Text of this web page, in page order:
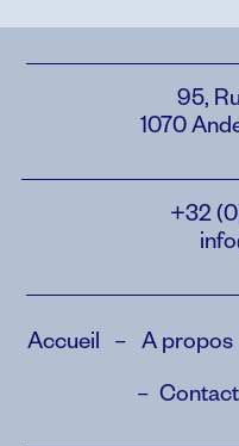
95,
1070
+32
Accueil – A propos
– Contact